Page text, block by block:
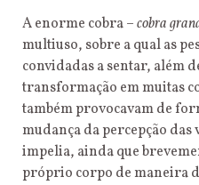
A enorme cobra –cobra
multiuso, sobre a qual as
convidadas a sentar, além
transformação em muitas
também provocavam de
mudança da percepção
impelia, ainda que
próprio corpo de maneira